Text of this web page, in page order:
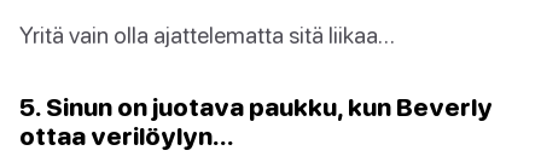
Yritä vain olla ajattelematta sitä liikaa…
5. Sinun on juotava paukku, kun Beverly
ottaa verilöylyn…